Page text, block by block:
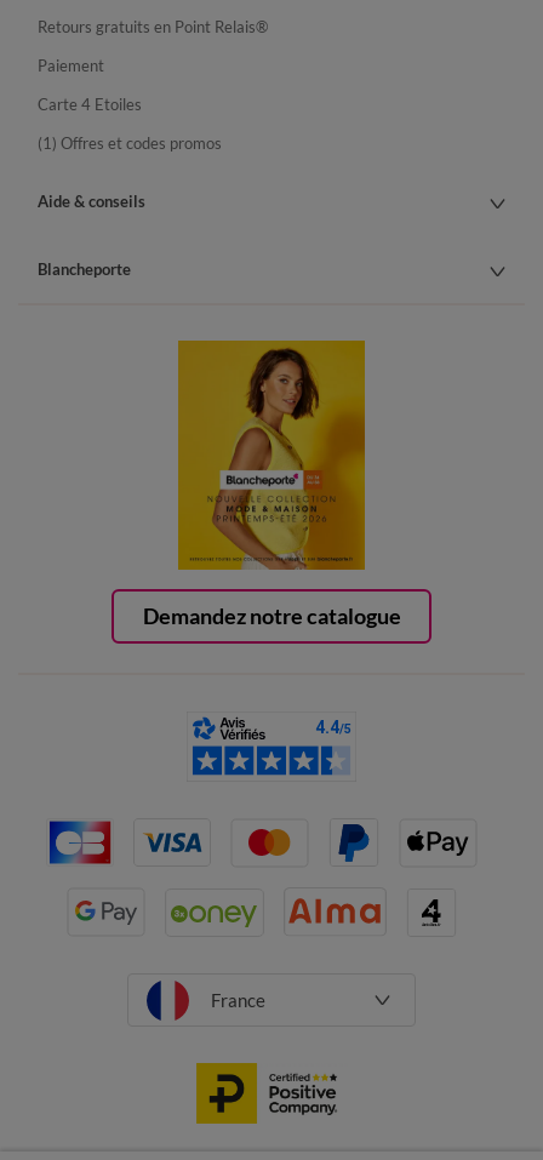
Demandez notre catalogue
Retours gratuits en Point Relais®
Paiement
Carte 4 Etoiles
(1) Offres et codes promos
Aide & conseils
Blancheporte
France